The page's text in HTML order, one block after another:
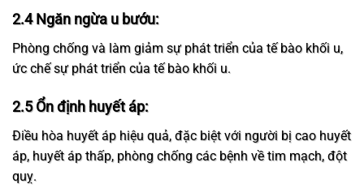
2.4 Ngăn ngừa u bướu:
Phòng chống và làm giảm sự phát triển của tế bào khối u,
ức chế sự phát triển của tế bào khối u.
2.5 Ổn định huyết áp:
Điều hòa huyết áp hiệu quả, đặc biệt với người bị cao huyết
áp, huyết áp thấp, phòng chống các bệnh về tim mạch, đột
quỵ.